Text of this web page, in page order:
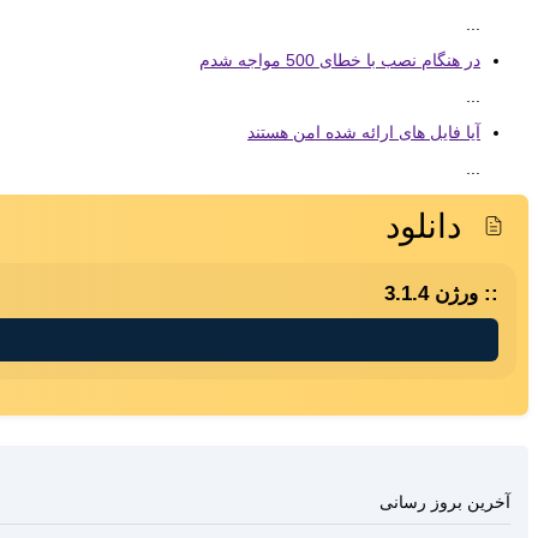
در هنگام نصب با خطای 500 مواجه شدم
آیا فایل های ارائه شده امن هستند
دانلود
ورژن 3.1.4
آخرین بروز رسانی